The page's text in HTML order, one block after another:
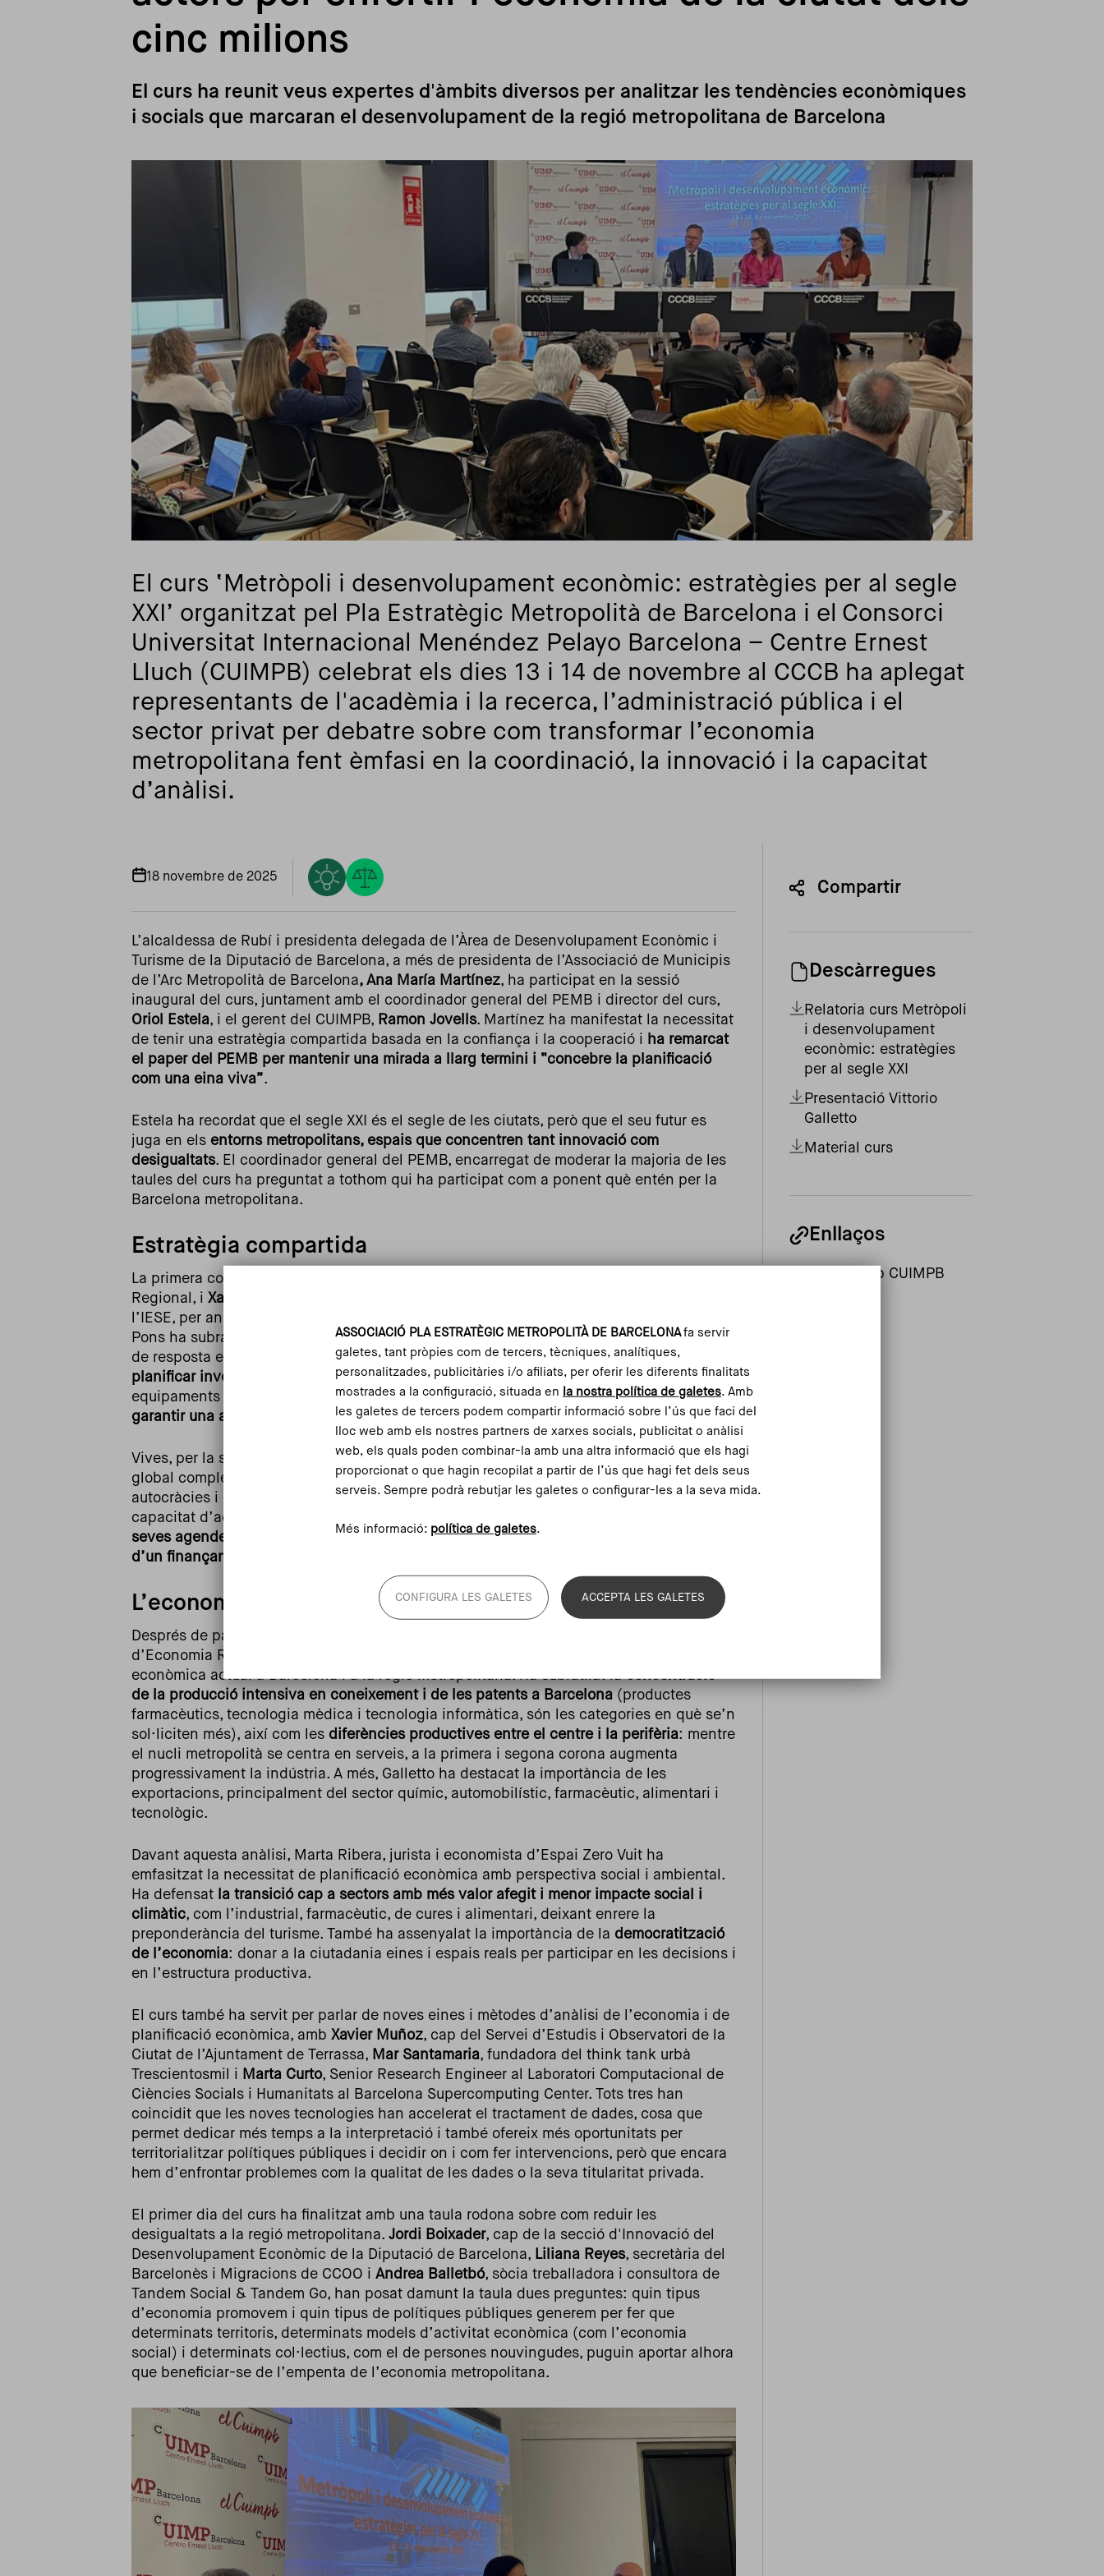
cinc milions
El curs ha reunit veus expertes d'àmbits diversos per analitzar les tendències econòmiques
i socials que marcaran el desenvolupament de la regió metropolitana de Barcelona
El curs ‘Metròpoli i desenvolupament econòmic: estratègies per al segle
XXI’ organitzat pel Pla Estratègic Metropolità de Barcelona i el Consorci
Universitat Internacional Menéndez Pelayo Barcelona – Centre Ernest
Lluch (CUIMPB) celebrat els dies 13 i 14 de novembre al CCCB ha aplegat
representants de l'acadèmia i la recerca, l’administració pública i el
sector privat per debatre sobre com transformar l’economia
metropolitana fent èmfasi en la coordinació, la innovació i la capacitat
d’anàlisi.
18 novembre de 2025
L’alcaldessa de Rubí i presidenta delegada de l’Àrea de Desenvolupament Econòmic i
Turisme de la Diputació de Barcelona, a més de presidenta de l’Associació de Municipis
de l’Arc Metropolità de Barcelona, Ana María Martínez, ha participat en la sessió
inaugural del curs, juntament amb el coordinador general del PEMB i director del curs,
Oriol Estela, i el gerent del CUIMPB, Ramon Jovells. Martínez ha manifestat la necessitat
de tenir una estratègia compartida basada en la confiança i la cooperació i ha remarcat
el paper del PEMB per mantenir una mirada a llarg termini i “concebre la planificació
com una eina viva”.
Estela ha recordat que el segle XXI és el segle de les ciutats, però que el seu futur es
juga en els entorns metropolitans, espais que concentren tant innovació com
desigualtats. El coordinador general del PEMB, encarregat de moderar la majoria de les
taules del curs ha preguntat a tothom qui ha participat com a ponent què entén per la
Barcelona metropolitana.
Estratègia compartida
La primera conversa del curs ha reunit
Regional, i Xavier Vives
l’IESE, per analitzar les grans tendències i estratègies econòmiques de les metròpolis.
Pons ha subratllat que, més enllà de disposar d’instruments d’anàlisi, cal tenir capacitat
de resposta efectiva davant crisis com la pandèmia o la DANA de València. Això implica
planificar inversions significatives—en habitatge, transport, xarxes d’energia i aigua i
equipaments bàsics—
amb l’objectiu de treure aquestes qüestions del debat polític i
garantir una acció més àgil
Vives, per la seva part, ha assenyalat que l’expansió urbana avui es troba en un context
global complex, marcat per la competència estratègica entre estats, l’avenç de les
autocràcies i el nacionalisme que limita la globalització. Aquest escenari restringeix la
capacitat d’actuació de les metròpolis, que han
seves agendes locals amb les limitacions derivades de la política estatal i la necessitat
d’un finançament realista
L’economia de la ciutat dels cinc milions
Després de parlar de les tendències globals,
d’Economia Regional i Urbana de l’Institut Metròpoli, ha explicat quina és la situació
econòmica actual a Barcelona i a la regió metropolitana. Ha subratllat laconcentració
de la producció intensiva en coneixement i de les patents a Barcelona (productes
farmacèutics, tecnologia mèdica i tecnologia informàtica, són les categories en què se’n
sol·liciten més), així com les diferències productives entre el centre i la perifèria: mentre
el nucli metropolità se centra en serveis, a la primera i segona corona augmenta
progressivament la indústria. A més, Galletto ha destacat la importància de les
exportacions, principalment del sector químic, automobilístic, farmacèutic, alimentari i
tecnològic.
Davant aquesta anàlisi, Marta Ribera, jurista i economista d’Espai Zero Vuit ha
emfasitzat la necessitat de planificació econòmica amb perspectiva social i ambiental.
Ha defensat
la transició cap a sectors amb més valor afegit i menor impacte social i
climàtic, com l’industrial, farmacèutic, de cures i alimentari, deixant enrere la
preponderància del turisme. També ha assenyalat la importància de la democratització
de l’economia: donar a la ciutadania eines i espais reals per participar en les decisions i
en l’estructura productiva.
El curs també ha servit per parlar de noves eines i mètodes d’anàlisi de l’economia i de
planificació econòmica, amb Xavier Muñoz, cap del Servei d’Estudis i Observatori de la
Ciutat de l’Ajuntament de Terrassa, Mar Santamaria, fundadora del think tank urbà
Trescientosmil i Marta Curto, Senior Research Engineer al Laboratori Computacional de
Ciències Socials i Humanitats al Barcelona Supercomputing Center. Tots tres han
coincidit que les noves tecnologies han accelerat el tractament de dades, cosa que
permet dedicar més temps a la interpretació i també ofereix més oportunitats per
territorialitzar polítiques públiques i decidir on i com fer intervencions, però que encara
hem d’enfrontar problemes com la qualitat de les dades o la seva titularitat privada.
El primer dia del curs ha finalitzat amb una taula rodona sobre com reduir les
desigualtats a la regió metropolitana. Jordi Boixader, cap de la secció d'Innovació del
Desenvolupament Econòmic de la Diputació de Barcelona, Liliana Reyes, secretària del
Barcelonès i Migracions de CCOO i Andrea Balletbó, sòcia treballadora i consultora de
Tandem Social & Tandem Go, han posat damunt la taula dues preguntes: quin tipus
d’economia promovem i quin tipus de polítiques públiques generem per fer que
determinats territoris, determinats models d’activitat econòmica (com l’economia
social) i determinats col·lectius, com el de persones nouvingudes, puguin aportar alhora
que beneficiar-se de l’empenta de l’economia metropolitana.
Compartir
Descàrregues
Relatoria curs Metròpoli
i desenvolupament
econòmic: estratègies
per al segle XXI
Presentació Vittorio
Galletto
Material curs
Enllaços
Pàgina web CUIMPB
ASSOCIACIÓ PLA ESTRATÈGIC METROPOLITÀ DE BARCELONAfa servir
galetes, tant pròpies com de tercers, tècniques, analítiques,
personalitzades, publicitàries i/o afiliats, per oferir les diferents finalitats
mostrades a la configuració, situada en la nostra política de galetes. Amb
les galetes de tercers podem compartir informació sobre l’ús que faci del
lloc web amb els nostres partners de xarxes socials, publicitat o anàlisi
web, els quals poden combinar-la amb una altra informació que els hagi
proporcionat o que hagin recopilat a partir de l’ús que hagi fet dels seus
serveis. Sempre podrà rebutjar les galetes o configurar-les a la seva mida.
Més informació: política de galetes.
CONFIGURA LES GALETES ACCEPTA LES GALETES